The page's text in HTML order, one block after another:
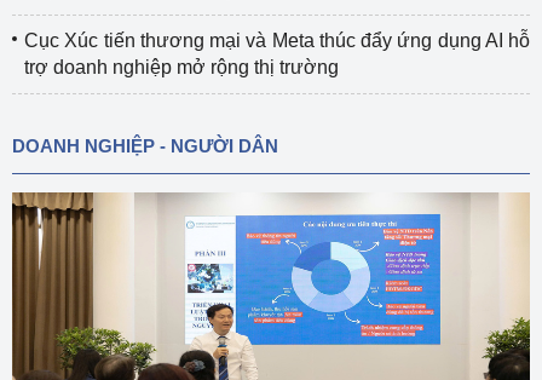
Cục Xúc tiến thương mại và Meta thúc đẩy ứng dụng AI hỗ
trợ doanh nghiệp mở rộng thị trường
DOANH NGHIỆP - NGƯỜI DÂN